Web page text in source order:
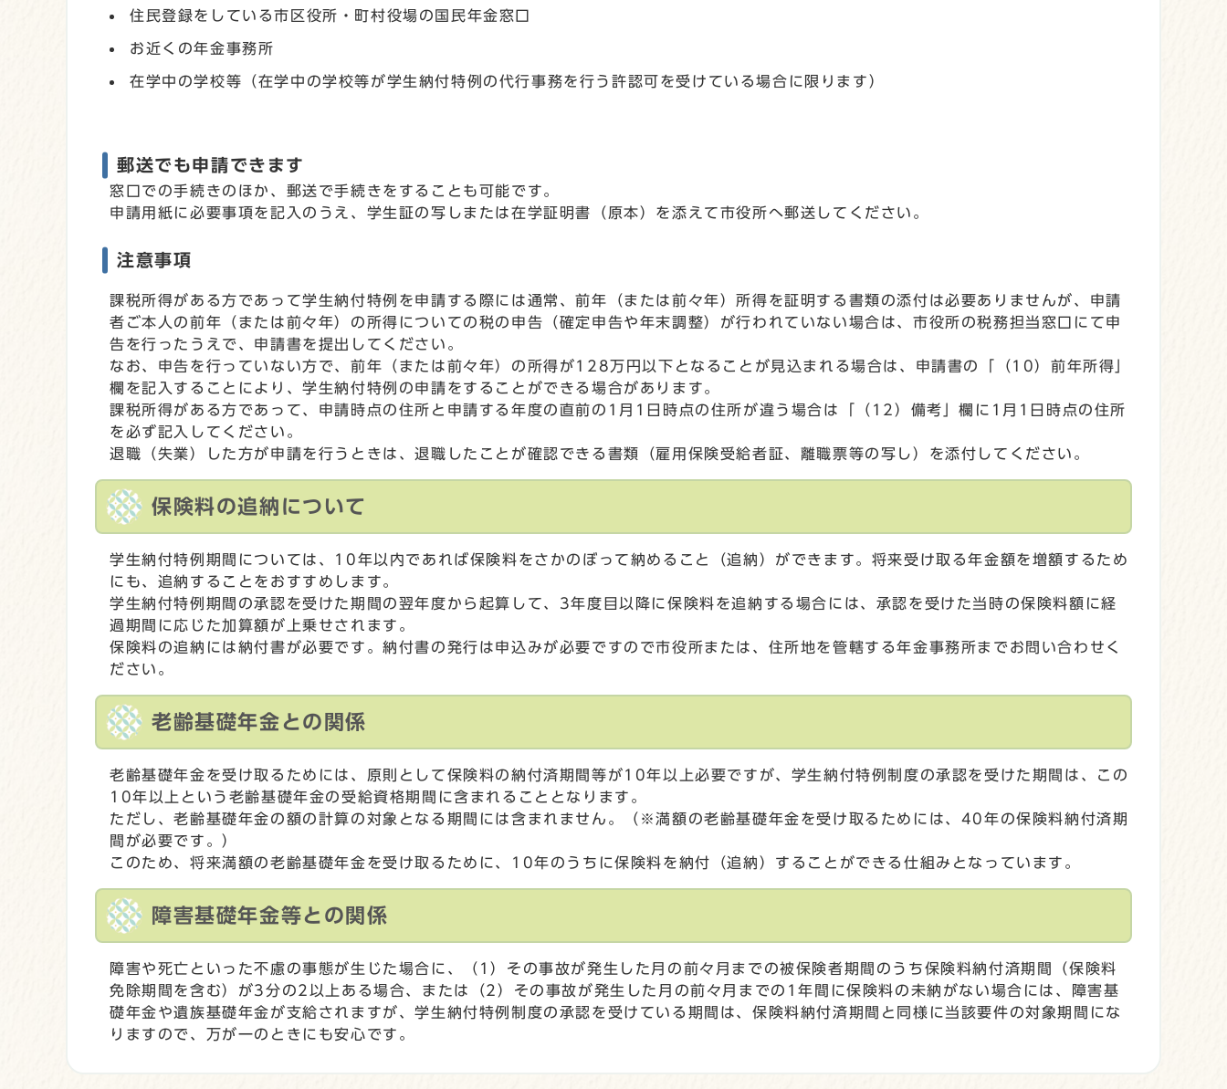
住民登録をしている市区役所・町村役場の国民年金窓口
お近くの年金事務所
在学中の学校等（在学中の学校等が学生納付特例の代行事務を行う許認可を受けている場合に限ります）
郵送でも申請できます
窓口での手続きのほか、郵送で手続きをすることも可能です。
申請用紙に必要事項を記入のうえ、学生証の写しまたは在学証明書（原本）を添えて市役所へ郵送してください。
注意事項
課税所得がある方であって学生納付特例を申請する際には通常、前年（または前々年）所得を証明する書類の添付は必要ありませんが、申請
者ご本人の前年（または前々年）の所得についての税の申告（確定申告や年末調整）が行われていない場合は、市役所の税務担当窓口にて申
告を行ったうえで、申請書を提出してください。
なお、申告を行っていない方で、前年（または前々年）の所得が128万円以下となることが見込まれる場合は、申請書の「（10）前年所得」
欄を記入することにより、学生納付特例の申請をすることができる場合があります。
課税所得がある方であって、申請時点の住所と申請する年度の直前の1月1日時点の住所が違う場合は「（12）備考」欄に1月1日時点の住所
を必ず記入してください。
退職（失業）した方が申請を行うときは、退職したことが確認できる書類（雇用保険受給者証、離職票等の写し）を添付してください。
保険料の追納について
学生納付特例期間については、10年以内であれば保険料をさかのぼって納めること（追納）ができます。将来受け取る年金額を増額するため
にも、追納することをおすすめします。
学生納付特例期間の承認を受けた期間の翌年度から起算して、3年度目以降に保険料を追納する場合には、承認を受けた当時の保険料額に経
過期間に応じた加算額が上乗せされます。
保険料の追納には納付書が必要です。納付書の発行は申込みが必要ですので市役所または、住所地を管轄する年金事務所までお問い合わせく
ださい。
老齢基礎年金との関係
老齢基礎年金を受け取るためには、原則として保険料の納付済期間等が10年以上必要ですが、学生納付特例制度の承認を受けた期間は、この
10年以上という老齢基礎年金の受給資格期間に含まれることとなります。
ただし、老齢基礎年金の額の計算の対象となる期間には含まれません。（※満額の老齢基礎年金を受け取るためには、40年の保険料納付済期
間が必要です。）
このため、将来満額の老齢基礎年金を受け取るために、10年のうちに保険料を納付（追納）することができる仕組みとなっています。
障害基礎年金等との関係
障害や死亡といった不慮の事態が生じた場合に、（1）その事故が発生した月の前々月までの被保険者期間のうち保険料納付済期間（保険料
免除期間を含む）が3分の2以上ある場合、または（2）その事故が発生した月の前々月までの1年間に保険料の未納がない場合には、障害基
礎年金や遺族基礎年金が支給されますが、学生納付特例制度の承認を受けている期間は、保険料納付済期間と同様に当該要件の対象期間にな
りますので、万が一のときにも安心です。